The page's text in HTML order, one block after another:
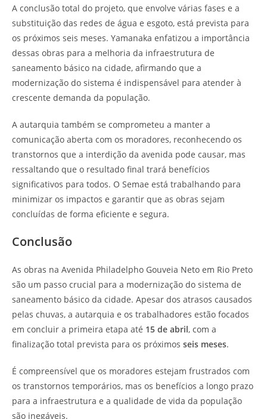
A conclusão total do projeto, que envolve várias fases e a
substituição das redes de água e esgoto, está prevista para
os próximos seis meses. Yamanaka enfatizou a importância
dessas obras para a melhoria da infraestrutura de
saneamento básico na cidade, afirmando que a
modernização do sistema é indispensável para atender à
crescente demanda da população.
A autarquia também se comprometeu a manter a
comunicação aberta com os moradores, reconhecendo os
transtornos que a interdição da avenida pode causar, mas
ressaltando que o resultado final trará benefícios
significativos para todos. O Semae está trabalhando para
minimizar os impactos e garantir que as obras sejam
concluídas de forma eficiente e segura.
Conclusão
As obras na Avenida Philadelpho Gouveia Neto em Rio Preto
são um passo crucial para a modernização do sistema de
saneamento básico da cidade. Apesar dos atrasos causados
pelas chuvas, a autarquia e os trabalhadores estão focados
em concluir a primeira etapa até 15 de abril, com a
finalização total prevista para os próximos seis meses.
É compreensível que os moradores estejam frustrados com
os transtornos temporários, mas os benefícios a longo prazo
para a infraestrutura e a qualidade de vida da população
são inegáveis.